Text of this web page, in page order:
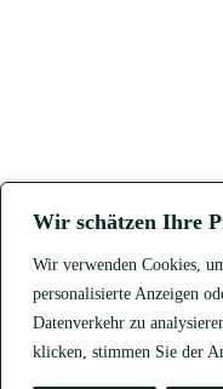
Wir schätzen Ihre
Wir verwenden Cookies,
personalisierte Anzeigen
Datenverkehr zu
klicken, stimmen Sie der